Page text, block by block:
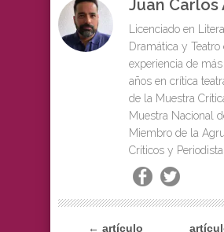
Juan Carlos
Licenciado en
Dramática y Teatro
experiencia de
años en crítica
de la Muestra
Muestra Nacional
Miembro de la
Críticos y
← artículo